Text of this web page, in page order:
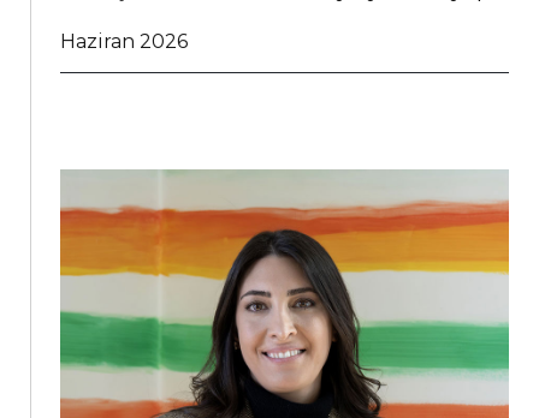
Haziran 2026